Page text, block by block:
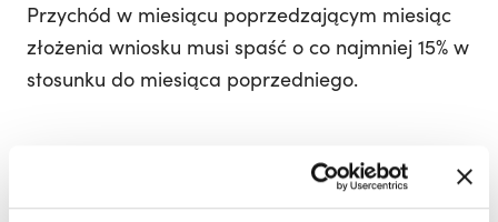
Przychód w miesiącu poprzedzającym miesiąc
złożenia wniosku musi spaść o co najmniej 15% w
stosunku do miesiąca poprzedniego.
Nie trzeba zawieszać działalności, ale